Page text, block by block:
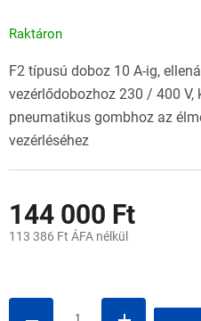
144 000 Ft
113 386 Ft ÁFA nélkül
Raktáron
F2 típusú doboz 10 A-ig,
vezérlődobozhoz 230 / 400
pneumatikus gombhoz az
vezérléséhez